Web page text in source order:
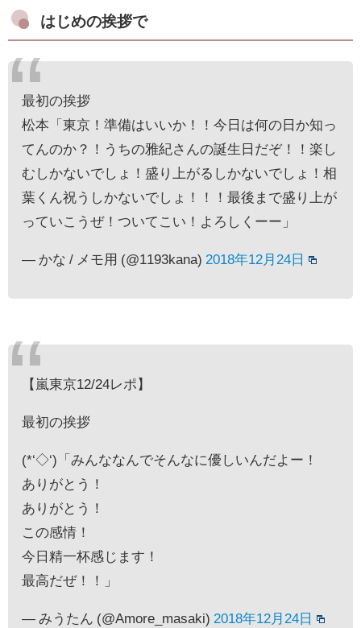
はじめの挨拶で
最初の挨拶
松本「東京！準備はいいか！！今日は何の日か知っ
てんのか？！うちの雅紀さんの誕生日だぞ！！楽し
むしかないでしょ！盛り上がるしかないでしょ！相
葉くん祝うしかないでしょ！！！最後まで盛り上が
っていこうぜ！ついてこい！よろしくーー」
— かな / メモ用 (@1193kana) 2018年12月24日
【嵐東京12/24レポ】
最初の挨拶
(*‘◇‘)「みんななんでそんなに優しいんだよー！
ありがとう！
ありがとう！
この感情！
今日精一杯感じます！
最高だぜ！！」
— みうたん (@Amore_masaki) 2018年12月24日